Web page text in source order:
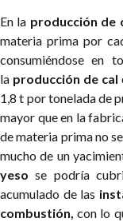
En la producción de
materia prima por
consumiéndose en
la producción de cal
1,8 t por tonelada de
mayor que en la
de materia prima no
mucho de un
yeso se podría
acumulado de las
combustión, con lo